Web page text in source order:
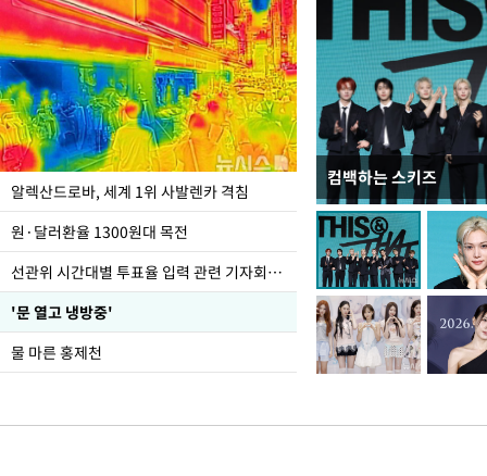
알렉산드로바, 세계 1위 사발렌카 격침
원·달러환율 1300원대 목전
선관위 시간대별 투표율 입력 관련 기자회견하는 주진우 의원
'문 열고 냉방중'
물 마른 홍제천
컴백하는 스키즈
극한 폭염에 바닥 드
도